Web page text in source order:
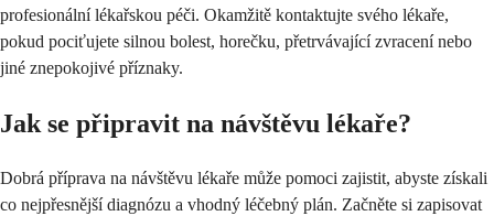
profesionální lékařskou péči. Okamžitě kontaktujte svého lékaře,
pokud pociťujete silnou bolest, horečku, přetrvávající zvracení nebo
jiné znepokojivé příznaky.
Jak se připravit na návštěvu lékaře?
Dobrá příprava na návštěvu lékaře může pomoci zajistit, abyste získali
co nejpřesnější diagnózu a vhodný léčebný plán. Začněte si zapisovat